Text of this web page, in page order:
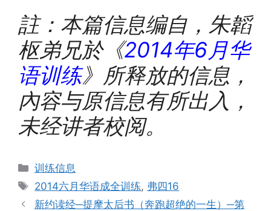
註：本篇信息编自，朱韜
枢弟兄於《2014年6月华
语训练》所释放的信息，
內容与原信息有所出入，
未经讲者校阅。
Categories
训练信息
Tags
2014六月华语成全训练, 弗四16
新约读经─提摩太后书（奔跑超绝的一生）─第